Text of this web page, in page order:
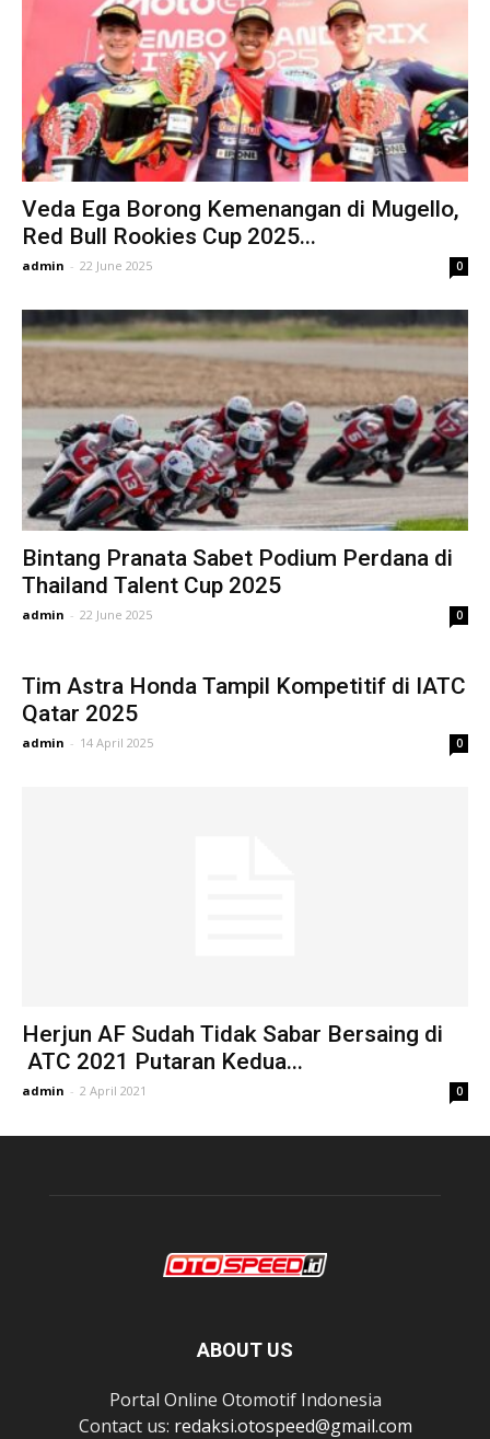
Veda Ega Borong Kemenangan di Mugello,
Red Bull Rookies Cup 2025...
admin - 22 June 2025 0
Bintang Pranata Sabet Podium Perdana di
Thailand Talent Cup 2025
admin - 22 June 2025 0
Tim Astra Honda Tampil Kompetitif di IATC
Qatar 2025
admin - 14 April 2025 0
Herjun AF Sudah Tidak Sabar Bersaing di
ATC 2021 Putaran Kedua...
admin - 2 April 2021 0
ABOUT US
Portal Online Otomotif Indonesia
Contact us: redaksi.otospeed@gmail.com